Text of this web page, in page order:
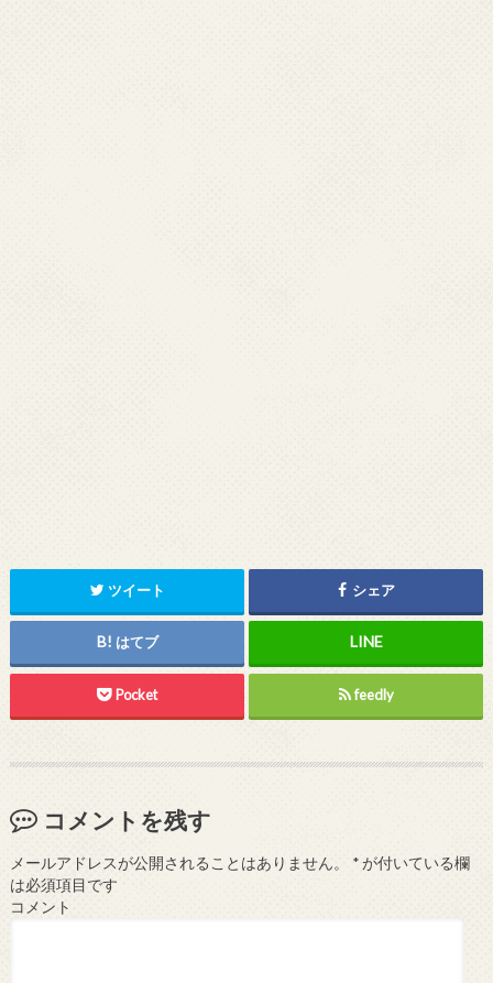
ツイート シェア
はてブ
Pocket feedly
コメントを残す
メールアドレスが公開されることはありません。 *が付いている欄
は必須項目です
コメント